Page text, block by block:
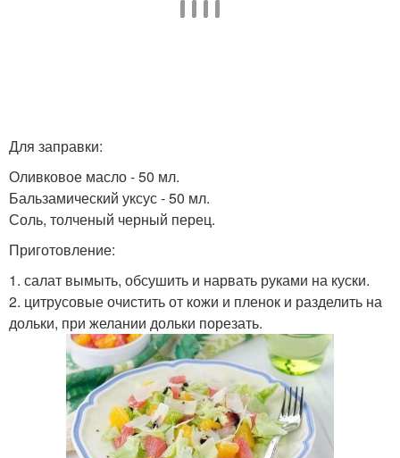
Для заправки:
Оливковое масло - 50 мл.
Бальзамический уксус - 50 мл.
Соль, толченый черный перец.
Приготовление:
1. салат вымыть, обсушить и нарвать руками на куски.
2. цитрусовые очистить от кожи и пленок и разделить на
дольки, при желании дольки порезать.